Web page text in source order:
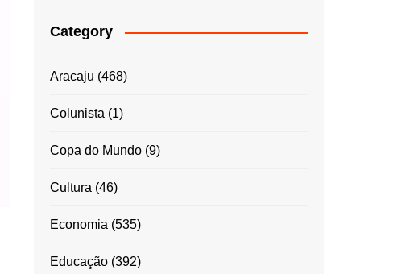
Category
Aracaju (468)
Colunista (1)
Copa do Mundo (9)
Cultura (46)
Economia (535)
Educação (392)